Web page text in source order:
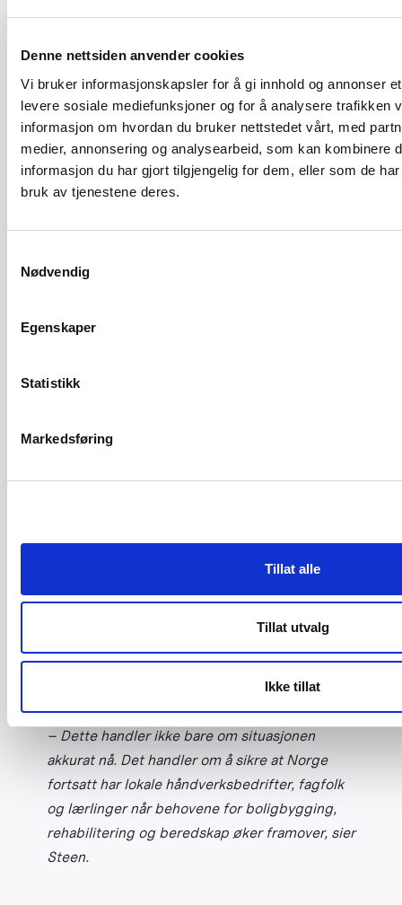
Denne nettsiden anvender cookies
Vi bruker informasjonskapsler for å gi innhold og annonser
levere sosiale mediefunksjoner og for å analysere trafikken
informasjon om hvordan du bruker nettstedet vårt, med
medier, annonsering og analysearbeid, som kan kombinere
informasjon du har gjort tilgjengelig for dem, eller som de
bruk av tjenestene deres.
Nødvendig
Egenskaper
Statistikk
Markedsføring
Tillat alle
Tillat utvalg
Ikke tillat
Reagerte på alvoret
Flere av stortingsrepresentantene reagerte på
beskrivelsene fra bedriftene.
– Det var overraskende å høre hvor alvorlig situasjonen er
nå, særlig hvor raskt ordrebøkene tømmes, var
tilbakemeldingen fra flere representanter under møtet –
Sandnes (Ap) og Bård Ludvig Thorheim (H).
bare er starten på et lengre politisk arbeid.
– Dette handler ikke bare om situasjonen
akkurat nå. Det handler om å sikre at Norge
fortsatt har lokale håndverksbedrifter, fagfolk
og lærlinger når behovene for boligbygging,
rehabilitering og beredskap øker framover, sier
Steen.